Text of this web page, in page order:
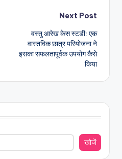
Next Post
वस्तु आरेख केस स्टडी: एक
वास्तविक छात्र परियोजना ने
इसका सफलतापूर्वक उपयोग कैसे
किया
खोजें